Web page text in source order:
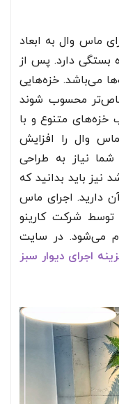
ماس وال به ابعاد
بستگی دارد. پس از
می‌باشد. خزه‌هایی
محسوب شوند
خزه‌های متنوع و با
وال را افزایش
نیاز به طراحی
نیز باید بدانید که
دارید. اجرای ماس
توسط شرکت کارینو
می‌شود. در سایت
اجرای دیوار سبز